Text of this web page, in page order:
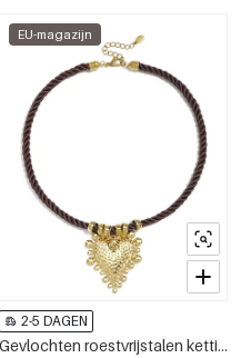
EU-magazijn
2-5 DAGEN
Gevlochten roestvrijstalen ketting met hartje, eenvoudige dagelijkse serie, dames sieraden